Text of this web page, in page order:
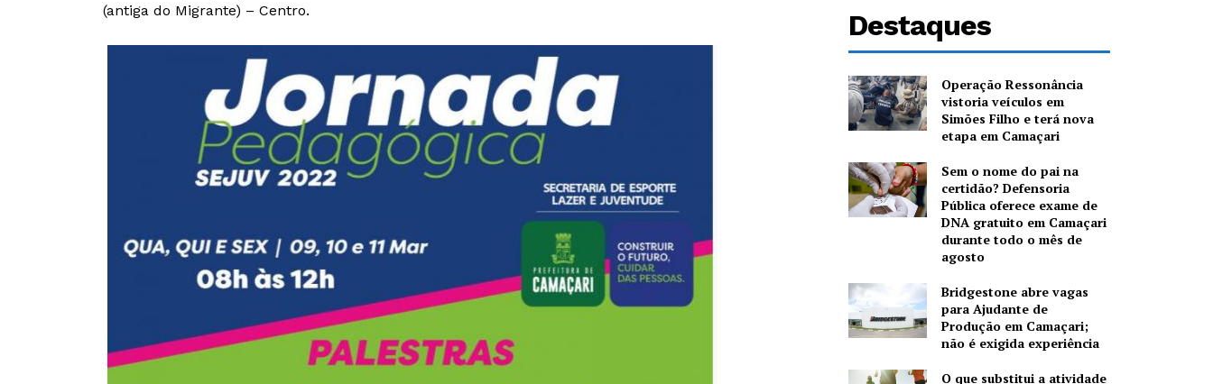
(antiga do Migrante) – Centro.
Destaques
Operação Ressonância
vistoria veículos em
Simões Filho e terá nova
etapa em Camaçari
Sem o nome do pai na
certidão? Defensoria
Pública oferece exame de
DNA gratuito em Camaçari
durante todo o mês de
agosto
Bridgestone abre vagas
para Ajudante de
Produção em Camaçari;
não é exigida experiência
O que substitui a atividade